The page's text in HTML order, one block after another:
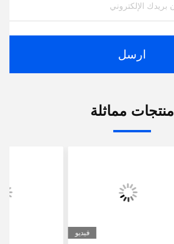
ارسل
منتجات مماثلة